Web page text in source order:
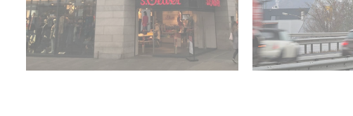
Von A-Z
Sie wünschen, wir liefern. Erhalten Sie
ist